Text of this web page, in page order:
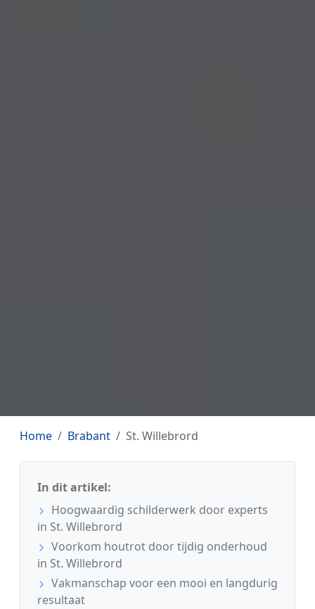
Home Brabant St. Willebrord
In dit artikel:
Hoogwaardig schilderwerk door experts
in St. Willebrord
Voorkom houtrot door tijdig onderhoud
in St. Willebrord
Vakmanschap voor een mooi en langdurig
resultaat